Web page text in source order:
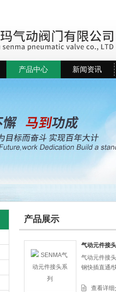
公司
产品中心 新闻资讯
产品展示
气动元件接
气动元件接
钢快插直通/
查看详细